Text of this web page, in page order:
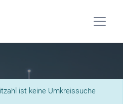
ist keine Umkreissuche
Sie?